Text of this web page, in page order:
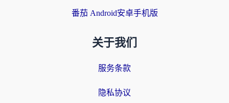
番茄 Android安卓手机版
关于我们
服务条款
隐私协议